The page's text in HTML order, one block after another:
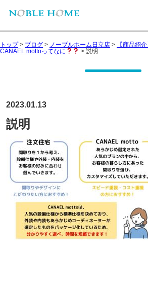
トップ> ブログ > ノーブルホーム日立店 >
【商品紹
CANAEL mottoってなに
>説明
2023.01.13
説明